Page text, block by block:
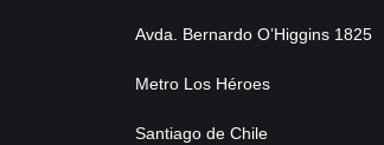
Avda. Bernardo O’Higgins 1825
Metro Los Héroes
Santiago de Chile